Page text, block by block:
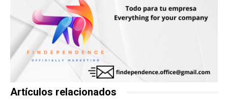
Artículos relacionados